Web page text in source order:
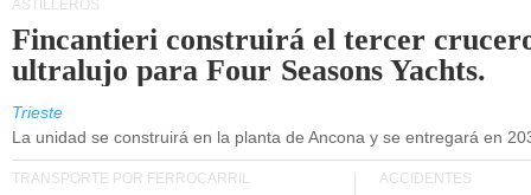
ASTILLEROS
Fincantieri construirá el tercer
ultralujo para Four Seasons Yachts.
Trieste
La unidad se construirá en la planta de Ancona y se entregará en
TRANSPORTE POR FERROCARRIL ACCIDENTES